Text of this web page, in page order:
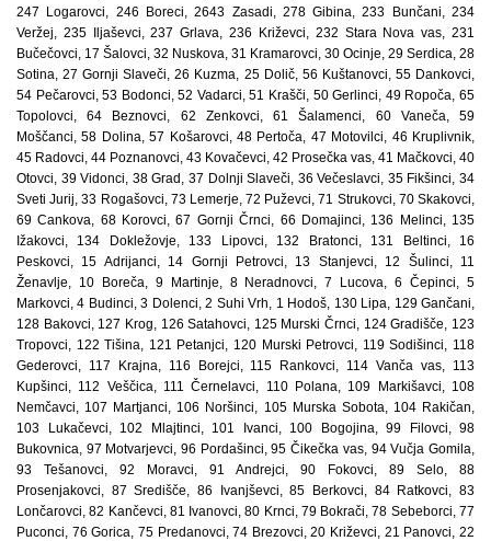
247 Logarovci, 246 Boreci, 2643 Zasadi, 278 Gibina, 233 Bunčani, 234
Veržej, 235 Iljaševci, 237 Grlava, 236 Križevci, 232 Stara Nova vas, 231
Bučečovci, 17 Šalovci, 32 Nuskova, 31 Kramarovci, 30 Ocinje, 29 Serdica, 28
Sotina, 27 Gornji Slaveči, 26 Kuzma, 25 Dolič, 56 Kuštanovci, 55 Dankovci,
54 Pečarovci, 53 Bodonci, 52 Vadarci, 51 Krašči, 50 Gerlinci, 49 Ropoča, 65
Topolovci, 64 Beznovci, 62 Zenkovci, 61 Šalamenci, 60 Vaneča, 59
Moščanci, 58 Dolina, 57 Košarovci, 48 Pertoča, 47 Motovilci, 46 Kruplivnik,
45 Radovci, 44 Poznanovci, 43 Kovačevci, 42 Prosečka vas, 41 Mačkovci, 40
Otovci, 39 Vidonci, 38 Grad, 37 Dolnji Slaveči, 36 Večeslavci, 35 Fikšinci, 34
Sveti Jurij, 33 Rogašovci, 73 Lemerje, 72 Puževci, 71 Strukovci, 70 Skakovci,
69 Cankova, 68 Korovci, 67 Gornji Črnci, 66 Domajinci, 136 Melinci, 135
Ižakovci, 134 Dokležovje, 133 Lipovci, 132 Bratonci, 131 Beltinci, 16
Peskovci, 15 Adrijanci, 14 Gornji Petrovci, 13 Stanjevci, 12 Šulinci, 11
Ženavlje, 10 Boreča, 9 Martinje, 8 Neradnovci, 7 Lucova, 6 Čepinci, 5
Markovci, 4 Budinci, 3 Dolenci, 2 Suhi Vrh, 1 Hodoš, 130 Lipa, 129 Gančani,
128 Bakovci, 127 Krog, 126 Satahovci, 125 Murski Črnci, 124 Gradišče, 123
Tropovci, 122 Tišina, 121 Petanjci, 120 Murski Petrovci, 119 Sodišinci, 118
Gederovci, 117 Krajna, 116 Borejci, 115 Rankovci, 114 Vanča vas, 113
Kupšinci, 112 Veščica, 111 Černelavci, 110 Polana, 109 Markišavci, 108
Nemčavci, 107 Martjanci, 106 Noršinci, 105 Murska Sobota, 104 Rakičan,
103 Lukačevci, 102 Mlajtinci, 101 Ivanci, 100 Bogojina, 99 Filovci, 98
Bukovnica, 97 Motvarjevci, 96 Pordašinci, 95 Čikečka vas, 94 Vučja Gomila,
93 Tešanovci, 92 Moravci, 91 Andrejci, 90 Fokovci, 89 Selo, 88
Prosenjakovci, 87 Središče, 86 Ivanjševci, 85 Berkovci, 84 Ratkovci, 83
Lončarovci, 82 Kančevci, 81 Ivanovci, 80 Krnci, 79 Bokrači, 78 Sebeborci, 77
Puconci, 76 Gorica, 75 Predanovci, 74 Brezovci, 20 Križevci, 21 Panovci, 22